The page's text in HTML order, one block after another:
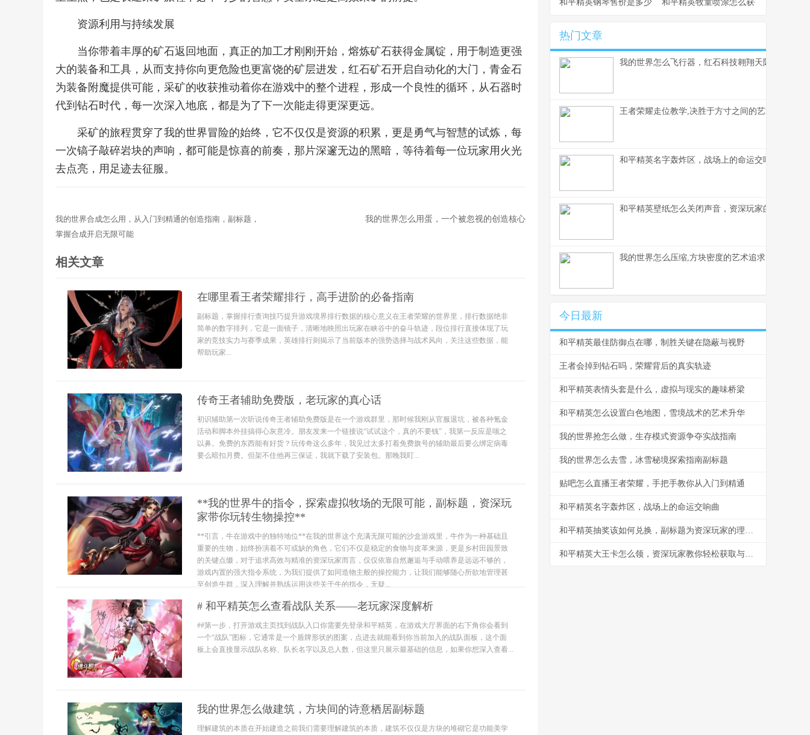
资源利用与持续发展
当你带着丰厚的矿石返回地面，真正的加工才刚刚开始，熔炼矿石获得金属锭，用于制造更强
大的装备和工具，从而支持你向更危险也更富饶的矿层进发，红石矿石开启自动化的大门，青金石
为装备附魔提供可能，采矿的收获推动着你在游戏中的整个进程，形成一个良性的循环，从石器时
代到钻石时代，每一次深入地底，都是为了下一次能走得更深更远。
采矿的旅程贯穿了我的世界冒险的始终，它不仅仅是资源的积累，更是勇气与智慧的试炼，每
一次镐子敲碎岩块的声响，都可能是惊喜的前奏，那片深邃无边的黑暗，等待着每一位玩家用火光
去点亮，用足迹去征服。
我的世界合成怎么用，从入门到精通的创造指南，副标题，
掌握合成开启无限可能
我的世界怎么用蛋，一个被忽视的创造核心
相关文章
在哪里看王者荣耀排行，高手进阶的必备指南
副标题，掌握排行查询技巧提升游戏境界排行数据的核心意义在王者荣耀的世界里，排行数据绝非
简单的数字排列，它是一面镜子，清晰地映照出玩家在峡谷中的奋斗轨迹，段位排行直接体现了玩
家的竞技实力与赛季成果，英雄排行则揭示了当前版本的强势选择与战术风向，关注这些数据，能
帮助玩家...
传奇王者辅助免费版，老玩家的真心话
初识辅助第一次听说传奇王者辅助免费版是在一个游戏群里，那时候我刚从官服退坑，被各种氪金
活动和脚本外挂搞得心灰意冷。朋友发来一个链接说“试试这个，真的不要钱”，我第一反应是嗤之
以鼻。免费的东西能有好货？玩传奇这么多年，我见过太多打着免费旗号的辅助最后要么绑定病毒
要么暗扣月费。但架不住他再三保证，我就下载了安装包。那晚我盯...
**我的世界牛的指令，探索虚拟牧场的无限可能，副标题，资深玩
家带你玩转生物操控**
**引言，牛在游戏中的独特地位**在我的世界这个充满无限可能的沙盒游戏里，牛作为一种基础且
重要的生物，始终扮演着不可或缺的角色，它们不仅是稳定的食物与皮革来源，更是乡村田园景致
的关键点缀，对于追求高效与精准的资深玩家而言，仅仅依靠自然邂逅与手动喂养是远远不够的，
游戏内置的强大指令系统，为我们提供了如同造物主般的操控能力，让我们能够随心所欲地管理甚
至创造牛群，深入理解并熟练运用这些关于牛的指令，无疑...
# 和平精英怎么查看战队关系——老玩家深度解析
##第一步，打开游戏主页找到战队入口你需要先登录和平精英，在游戏大厅界面的右下角你会看到
一个“战队”图标，它通常是一个盾牌形状的图案，点进去就能看到你当前加入的战队面板，这个面
板上会直接显示战队名称、队长名字以及总人数，但这里只展示最基础的信息，如果你想深入查看...
我的世界怎么做建筑，方块间的诗意栖居副标题
理解建筑的本质在开始建造之前我们需要理解建筑的本质，建筑不仅仅是方块的堆砌它是功能美学
和平精英钢琴售价是多少，虚拟奢华的定价谜题
和平精英牧童喷涂怎么获得，牧童专属
热门文章
我的世界怎么飞行器，红石科技翱翔天际的奥秘
王者荣耀走位教学,决胜于方寸之间的艺术,副标题,
和平精英名字轰炸区，战场上的命运交响曲
和平精英壁纸怎么关闭声音，资深玩家的静音美
我的世界怎么压缩,方块密度的艺术追求
今日最新
和平精英最佳防御点在哪，制胜关键在隐蔽与视野
王者会掉到钻石吗，荣耀背后的真实轨迹
和平精英表情头套是什么，虚拟与现实的趣味桥梁
和平精英怎么设置白色地图，雪境战术的艺术升华
我的世界抢怎么做，生存模式资源争夺实战指南
我的世界怎么去雪，冰雪秘境探索指南副标题
贴吧怎么直播王者荣耀，手把手教你从入门到精通
和平精英名字轰炸区，战场上的命运交响曲
和平精英抽奖该如何兑换，副标题为资深玩家的理性抉择指南
和平精英大王卡怎么领，资深玩家教你轻松获取与高效使用